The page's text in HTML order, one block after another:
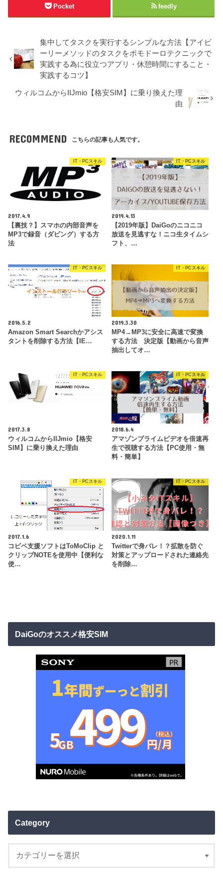
Pocket feedly
集中してタスクを実行するシンプルな方法【アイビ
ーリーメソッドのタスクをポモドーロテクニックで
実践する為に役立つアプリ・休憩時間にすること・
実践するコツ】
ウィルコムからIIJmio【格安SIM】に乗り換えた理
由
RECOMMEND こちらの記事も人気です。
IT・PCスキル
2017.4.9
【裏技？】スマホの内部音声を
MP3で録音（ダビング）する方
法
IT・PCスキル
2019.4.13
【2019年版】DaiGoのニコニコ
放送を見逃すな！ニコ生タイムシ
フト、…
IT・PCスキル
2016.5.2
Amazon Smart Searchかアシス
タントを削除する方法【IE…
IT・PCスキル
2019.3.30
MP4→MP3に安全に高速で変換
する方法 決定版【動画から音声
抽出してオ…
IT・PCスキル
2017.3.8
ウィルコムからIIJmio【格安
SIM】に乗り換えた理由
IT・PCスキル
2018.6.4
アマゾンプライムビデオを倍速再
生で視聴する方法【PC使用・無
料・簡単】
IT・PCスキル
2017.1.6
コピペ支援ソフトはToMoClip と
クリップNOTEを使用中【便利な
使…
IT・PCスキル
2020.1.11
Twitterで身バレ！？拡散を防ぐ
対策とアップロードされた連絡先
を削除…
DaiGoのオススメ格安SIM
Category